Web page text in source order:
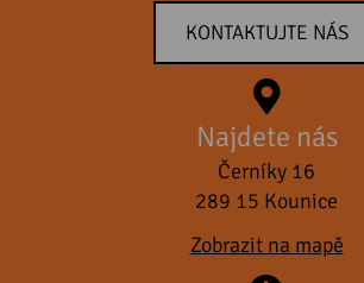
KONTAKTUJTE NÁS
Najdete nás
Černíky 16
289 15 Kounice
Zobrazit na mapě